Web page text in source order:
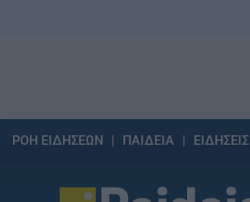
ΡΟΗ ΕΙΔΗΣΕΩΝ ΠΑΙΔΕΙΑ ΕΙΔΗΣΕΙΣ